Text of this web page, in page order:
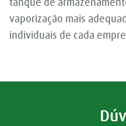
tanque de
vaporização mais
individuais de cada